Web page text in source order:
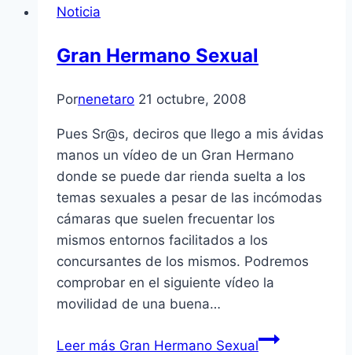
Noticia
Gran Hermano Sexual
Pornenetaro 21 octubre, 2008
Pues Sr@s, deciros que llego a mis ávidas
manos un ví­deo de un Gran Hermano
donde se puede dar rienda suelta a los
temas sexuales a pesar de las incómodas
cámaras que suelen frecuentar los
mismos entornos facilitados a los
concursantes de los mismos. Podremos
comprobar en el siguiente ví­deo la
movilidad de una buena…
Leer más Gran Hermano Sexual